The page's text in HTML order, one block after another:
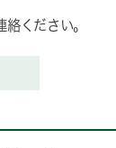
ください。